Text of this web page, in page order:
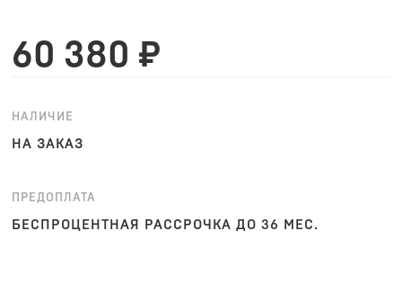
60 380 ₽
НАЛИЧИЕ
НА ЗАКАЗ
ПРЕДОПЛАТА
БЕСПРОЦЕНТНАЯ РАССРОЧКА ДО 36 МЕС.